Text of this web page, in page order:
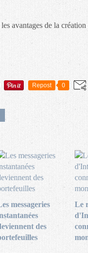
avantages de la
Repost 0
messageries
des
Le